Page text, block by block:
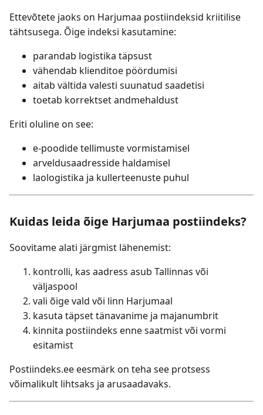
Ettevõtete jaoks on Harjumaa postiindeksid kriitilise
tähtsusega. Õige indeksi kasutamine:
parandab logistika täpsust
vähendab klienditoe pöördumisi
aitab vältida valesti suunatud saadetisi
toetab korrektset andmehaldust
Eriti oluline on see:
e-poodide tellimuste vormistamisel
arveldusaadresside haldamisel
laologistika ja kullerteenuste puhul
Kuidas leida õige Harjumaa postiindeks?
Soovitame alati järgmist lähenemist:
kontrolli, kas aadress asub Tallinnas või
väljaspool
vali õige vald või linn Harjumaal
kasuta täpset tänavanime ja majanumbrit
kinnita postiindeks enne saatmist või vormi
esitamist
Postiindeks.ee eesmärk on teha see protsess
võimalikult lihtsaks ja arusaadavaks.